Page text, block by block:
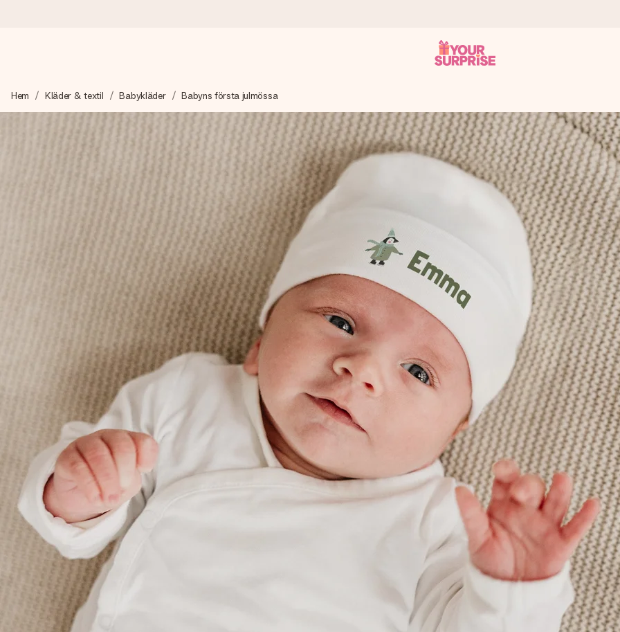
Vi skapar din gåva med omsorg och skickar den blixtsnabbt – så att du kan ge den i precis rätt tid, när det betyder som mest.
4,6 (baserat på +15 000 recensioner)
Våra gåvor inspirerar. Kunder ger oss 4,6 på Google Reviews.
Gratis hälsning
Skapa något unikt med bara några få steg – med hennes namn, ditt foto eller ett meddelande som verkligen berör hennes hjärta.
Hem Kläder & textil Babykläder Babyns första julmössa